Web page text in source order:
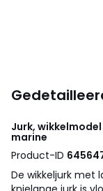
Jurk,
marine
Product-ID
De wikkeljurk met